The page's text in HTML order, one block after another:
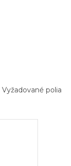
Vyžadované polia